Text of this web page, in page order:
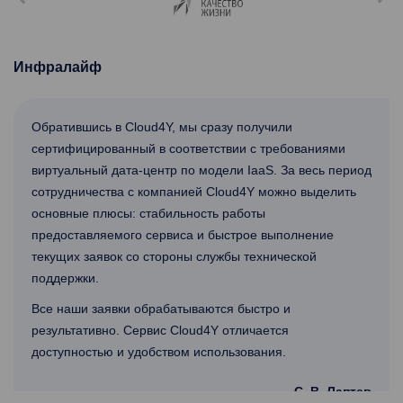
Инфралайф
Обратившись в Cloud4Y, мы сразу получили
сертифицированный в соответствии с требованиями
виртуальный дата-центр по модели IaaS. За весь период
сотрудничества с компанией Cloud4Y можно выделить
основные плюсы: стабильность работы
предоставляемого сервиса и быстрое выполнение
текущих заявок со стороны службы технической
поддержки.
Все наши заявки обрабатываются быстро и
результативно. Сервис Cloud4Y отличается
доступностью и удобством использования.
С. В. Лаптев